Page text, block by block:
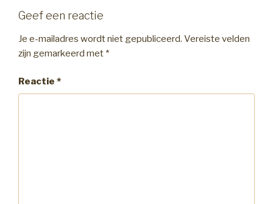
Geef een reactie
Je e-mailadres wordt niet gepubliceerd. Vereiste velden
zijn gemarkeerd met *
Reactie *